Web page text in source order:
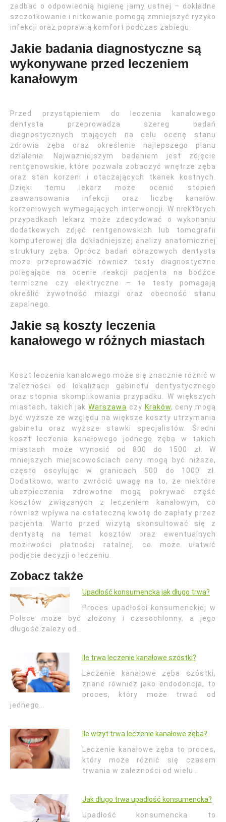
zadbać o odpowiednią higienę jamy ustnej – dokładne
szczotkowanie i nitkowanie pomogą zmniejszyć ryzyko
infekcji oraz poprawią komfort podczas zabiegu.
Jakie badania diagnostyczne są
wykonywane przed leczeniem
kanałowym
Przed przystąpieniem do leczenia kanałowego
dentysta przeprowadza szereg badań
diagnostycznych mających na celu ocenę stanu
zdrowia zęba oraz określenie najlepszego planu
działania. Najważniejszym badaniem jest zdjęcie
rentgenowskie, które pozwala zobaczyć wnętrze zęba
oraz stan korzeni i otaczających tkanek kostnych.
Dzięki temu lekarz może ocenić stopień
zaawansowania infekcji oraz liczbę kanałów
korzeniowych wymagających interwencji. W niektórych
przypadkach lekarz może zdecydować o wykonaniu
dodatkowych zdjęć rentgenowskich lub tomografii
komputerowej dla dokładniejszej analizy anatomicznej
struktury zęba. Oprócz badań obrazowych dentysta
może przeprowadzić również testy diagnostyczne
polegające na ocenie reakcji pacjenta na bodźce
termiczne czy elektryczne – te testy pomagają
określić żywotność miazgi oraz obecność stanu
zapalnego.
Jakie są koszty leczenia
kanałowego w różnych miastach
Koszt leczenia kanałowego może się znacznie różnić w
zależności od lokalizacji gabinetu dentystycznego
oraz stopnia skomplikowania przypadku. W większych
miastach, takich jakWarszawa czy Kraków, ceny mogą
być wyższe ze względu na większe koszty utrzymania
gabinetu oraz wyższe stawki specjalistów. Średni
koszt leczenia kanałowego jednego zęba w takich
miastach może wynosić od 800 do 1500 zł. W
mniejszych miejscowościach ceny mogą być niższe,
często oscylując w granicach 500 do 1000 zł.
Dodatkowo, warto zwrócić uwagę na to, że niektóre
ubezpieczenia zdrowotne mogą pokrywać część
kosztów związanych z leczeniem kanałowym, co
również wpływa na ostateczną kwotę do zapłaty przez
pacjenta. Warto przed wizytą skonsultować się z
dentystą na temat kosztów oraz ewentualnych
możliwości płatności ratalnej, co może ułatwić
podjęcie decyzji o leczeniu.
Zobacz także
Upadłość konsumencka jak długo trwa?
Proces upadłości konsumenckiej w
Polsce może być złożony i czasochłonny, a jego
długość zależy od…
Ile trwa leczenie kanałowe szóstki?
Leczenie kanałowe zęba szóstki,
znane również jako endodoncja, to
proces, który może trwać od
jednego…
Ile wizyt trwa leczenie kanałowe zęba?
Leczenie kanałowe zęba to proces,
który może różnić się czasem
trwania w zależności od wielu…
Jak długo trwa upadłość konsumencka?
Upadłość konsumencka to